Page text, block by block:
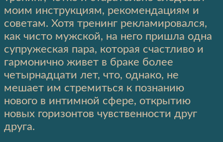
моим инструкциям, рекомендациям и
советам. Хотя тренинг рекламировался,
как чисто мужской, на него пришла одна
супружеская пара, которая счастливо и
гармонично живет в браке более
четырнадцати лет, что, однако, не
мешает им стремиться к познанию
нового в интимной сфере, открытию
новых горизонтов чувственности друг
друга.